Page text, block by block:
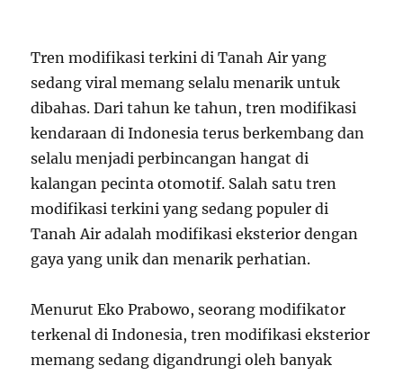
Tren modifikasi terkini di Tanah Air yang
sedang viral memang selalu menarik untuk
dibahas. Dari tahun ke tahun, tren modifikasi
kendaraan di Indonesia terus berkembang dan
selalu menjadi perbincangan hangat di
kalangan pecinta otomotif. Salah satu tren
modifikasi terkini yang sedang populer di
Tanah Air adalah modifikasi eksterior dengan
gaya yang unik dan menarik perhatian.
Menurut Eko Prabowo, seorang modifikator
terkenal di Indonesia, tren modifikasi eksterior
memang sedang digandrungi oleh banyak